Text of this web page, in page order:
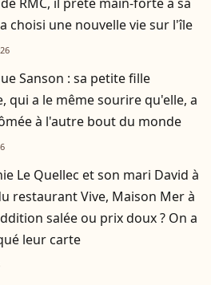
choisi une nouvelle vie sur l'île
Sanson : sa petite fille
qui a le même sourire qu'elle, a
à l'autre bout du monde
Le Quellec et son mari David à
restaurant Vive, Maison Mer à
salée ou prix doux ? On a
leur carte